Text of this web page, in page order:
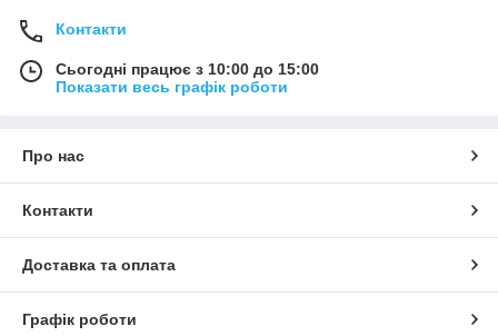
Контакти
Сьогодні працює з 10:00 до 15:00
Показати весь графік роботи
Про нас
Контакти
Доставка та оплата
Графік роботи